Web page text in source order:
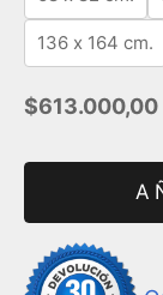
136 x 164 cm.
Precio de
$613.000,00